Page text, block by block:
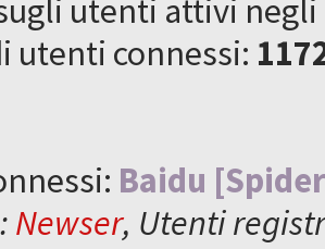
utenti attivi
utenti connessi:
Baidu
Newser, Utenti